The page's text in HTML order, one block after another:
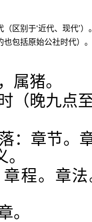
区别于‘近代、现代’
包括原始公社时代）。
属猪。
（晚九点
：章节。
程。章
。